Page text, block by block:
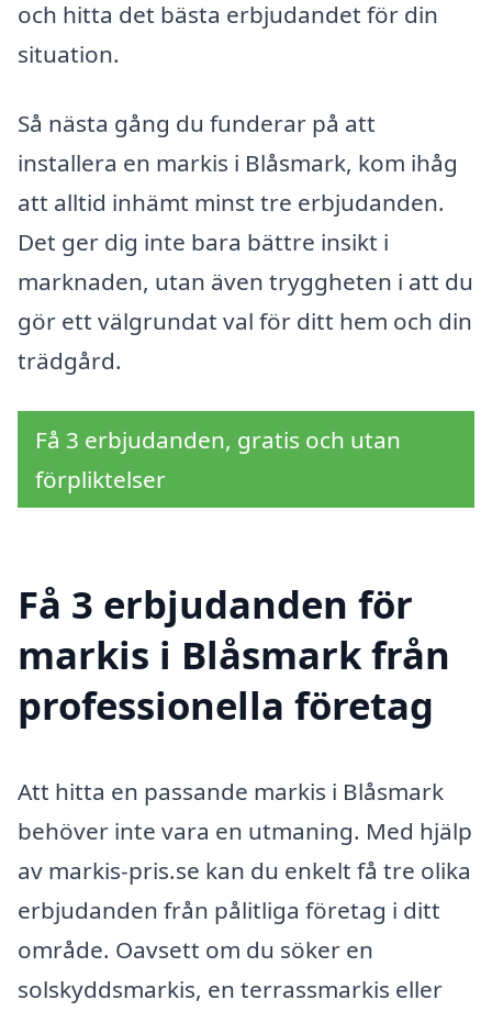
och hitta det bästa erbjudandet för din
situation.
Så nästa gång du funderar på att
installera en markis i Blåsmark, kom ihåg
att alltid inhämt minst tre erbjudanden.
Det ger dig inte bara bättre insikt i
marknaden, utan även tryggheten i att du
gör ett välgrundat val för ditt hem och din
trädgård.
Få 3 erbjudanden, gratis och utan
förpliktelser
Få 3 erbjudanden för
markis i Blåsmark från
professionella företag
Att hitta en passande markis i Blåsmark
behöver inte vara en utmaning. Med hjälp
av markis-pris.se kan du enkelt få tre olika
erbjudanden från pålitliga företag i ditt
område. Oavsett om du söker en
solskyddsmarkis, en terrassmarkis eller